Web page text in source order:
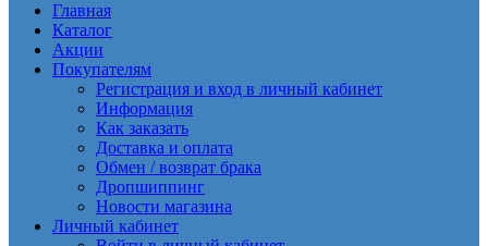
Главная
Каталог
Акции
Покупателям
Регистрация и вход в личный кабинет
Информация
Как заказать
Доставка и оплата
Обмен / возврат брака
Дропшиппинг
Новости магазина
Личный кабинет